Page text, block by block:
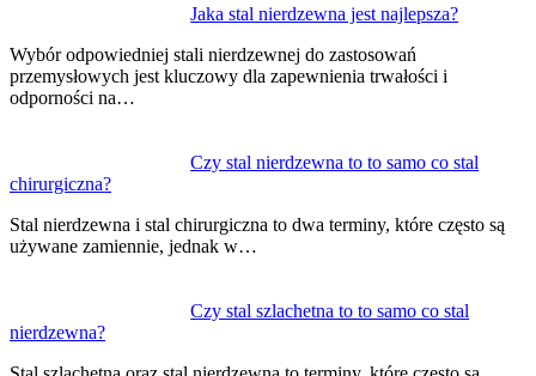
Jaka stal nierdzewna jest najlepsza?
Wybór odpowiedniej stali nierdzewnej do zastosowań
przemysłowych jest kluczowy dla zapewnienia trwałości i
odporności na…
Czy stal nierdzewna to to samo co stal
chirurgiczna?
Stal nierdzewna i stal chirurgiczna to dwa terminy, które często są
używane zamiennie, jednak w…
Czy stal szlachetna to to samo co stal
nierdzewna?
wpisu